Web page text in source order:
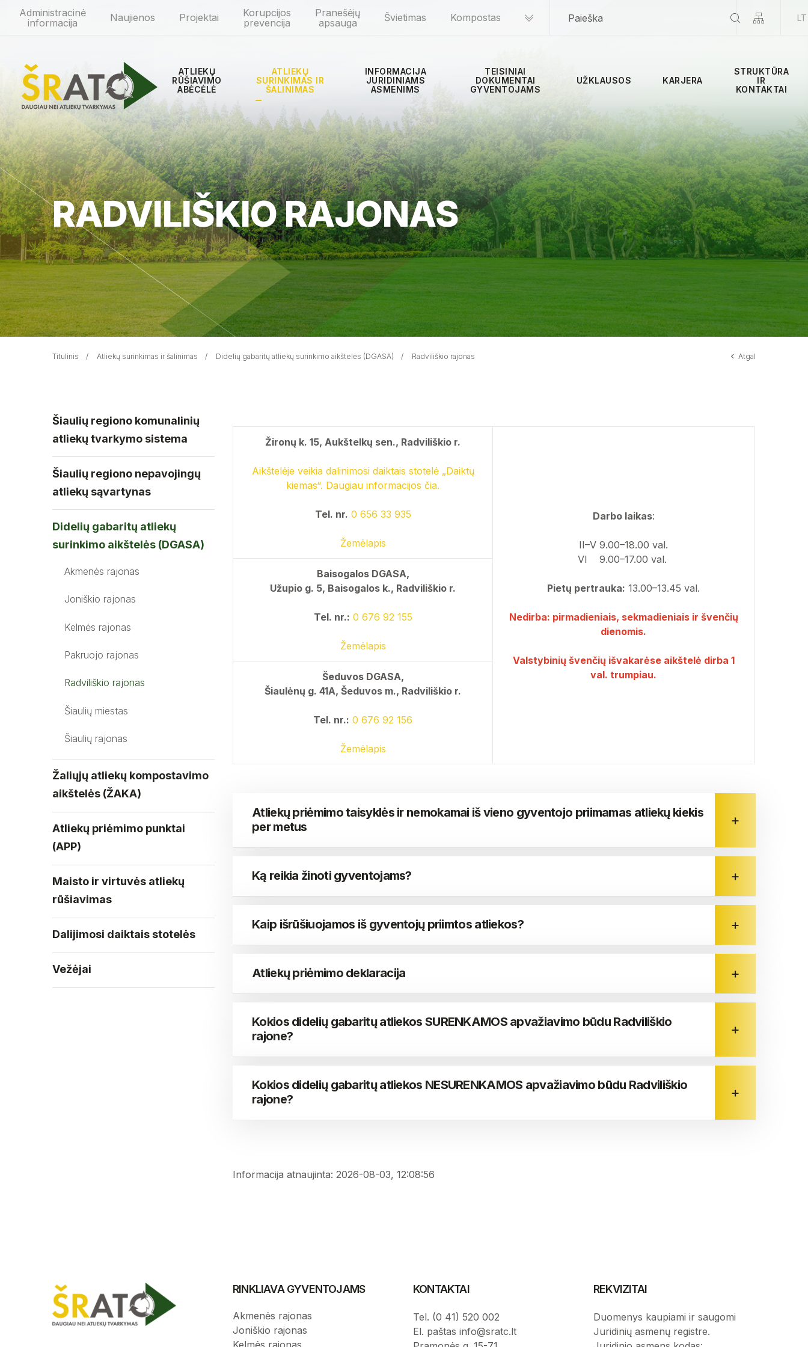
Administracinė
informacija
Naujienos Projektai
Korupcijos
prevencija
Pranešėjų
apsauga
Švietimas Kompostas LT
ATLIEKŲ
RŪŠIAVIMO
ABĖCĖLĖ
ATLIEKŲ
SURINKIMAS IR
ŠALINIMAS
INFORMACIJA
JURIDINIAMS
ASMENIMS
TEISINIAI
DOKUMENTAI
GYVENTOJAMS
UŽKLAUSOS KARJERA
STRUKTŪRA
IR
KONTAKTAI
RADVILIŠKIO RAJONAS
Titulinis Atliekų surinkimas ir šalinimas Didelių gabaritų atliekų surinkimo aikštelės (DGASA) Radviliškio rajonas Atgal
Šiaulių regiono komunalinių
atliekų tvarkymo sistema
Šiaulių regiono nepavojingų
atliekų sąvartynas
Didelių gabaritų atliekų
surinkimo aikštelės (DGASA)
Akmenės rajonas
Joniškio rajonas
Kelmės rajonas
Pakruojo rajonas
Radviliškio rajonas
Šiaulių miestas
Šiaulių rajonas
Žaliųjų atliekų kompostavimo
aikštelės (ŽAKA)
Atliekų priėmimo punktai
(APP)
Maisto ir virtuvės atliekų
rūšiavimas
Dalijimosi daiktais stotelės
Vežėjai
Žironų k. 15, Aukštelkų sen., Radviliškio r.
Aikštelėje veikia dalinimosi daiktais stotelė „Daiktų
kiemas“. Daugiau informacijos čia.
Tel. nr. 0 656 33 935
Žemėlapis
Darbo laikas:
II–V 9.00–18.00 val.
VI 9.00–17.00 val.
Pietų pertrauka: 13.00–13.45 val.
Nedirba: pirmadieniais, sekmadieniais ir švenčių
dienomis.
Valstybinių švenčių išvakarėse aikštelė dirba 1
val. trumpiau.
Baisogalos DGASA,
Užupio g. 5, Baisogalos k., Radviliškio r.
Tel. nr.: 0 676 92 155
Žemėlapis
Šeduvos DGASA,
Šiaulėnų g. 41A, Šeduvos m., Radviliškio r.
Tel. nr.: 0 676 92 156
Žemėlapis
Atliekų priėmimo taisyklės ir nemokamai iš vieno gyventojo priimamas atliekų kiekis
per metus
Ką reikia žinoti gyventojams?
Kaip išrūšiuojamos iš gyventojų priimtos atliekos?
Atliekų priėmimo deklaracija
Kokios didelių gabaritų atliekos SURENKAMOS apvažiavimo būdu Radviliškio
rajone?
Kokios didelių gabaritų atliekos NESURENKAMOS apvažiavimo būdu Radviliškio
rajone?
Informacija atnaujinta: 2026-08-03, 12:08:56
RINKLIAVA GYVENTOJAMS
Akmenės rajonas
Joniškio rajonas
Kelmės rajonas
KONTAKTAI
Tel. (0 41) 520 002
El. paštas info@sratc.lt
REKVIZITAI
Duomenys kaupiami ir saugomi
Juridinių asmenų registre.